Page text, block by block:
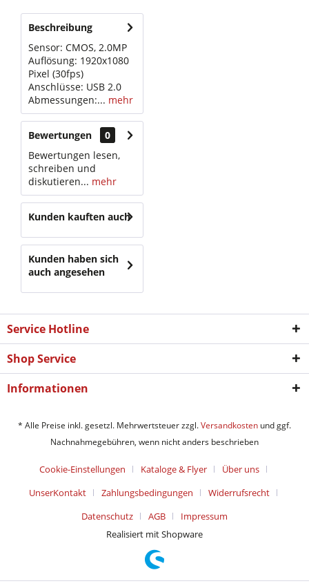
Beschreibung
Sensor: CMOS, 2.0MP
Auflösung: 1920x1080
Pixel (30fps)
Anschlüsse: USB 2.0
Abmessungen:... mehr
Bewertungen
0
Bewertungen lesen,
schreiben und
diskutieren... mehr
Kunden kauften auch
Kunden haben sich
auch angesehen
Service Hotline
Shop Service
Informationen
* Alle Preise inkl. gesetzl. Mehrwertsteuer zzgl.Versandkosten und ggf.
Nachnahmegebühren, wenn nicht anders beschrieben
Cookie-Einstellungen Kataloge & Flyer
Über uns
UnserKontakt
Zahlungsbedingungen
Widerrufsrecht
Datenschutz
AGB
Impressum
Realisiert mit Shopware